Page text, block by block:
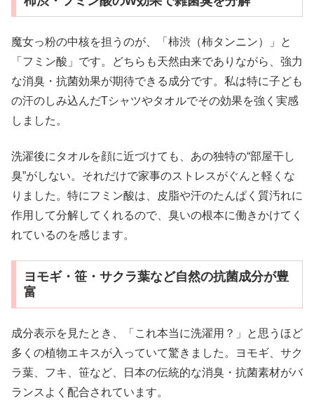
魔女っ粉の中核を担うのが、「柿渋（柿タンニン）」と
「フミン酸」です。どちらも天然由来でありながら、強力
な消臭・抗菌効果が期待できる成分です。私は特に子ども
の汗のしみ込んだTシャツやタオルでその効果を強く実感
しました。
洗濯後にタオルを顔に近づけても、あの独特の“部屋干し
臭”がしない。それだけで家事のストレスがぐんと軽くな
りました。特にフミン酸は、皮脂や汗のたんぱく質汚れに
作用して分解してくれるので、臭いの根本に働きかけてく
れているのを感じます。
ヨモギ・笹・サクラ葉など自然の抗菌成分が豊
富
成分表示を見たとき、「これ本当に洗濯用？」と思うほど
多くの植物エキスが入っていて驚きました。ヨモギ、サク
ラ葉、フキ、笹など、日本の伝統的な消臭・抗菌素材がバ
ランスよく配合されています。